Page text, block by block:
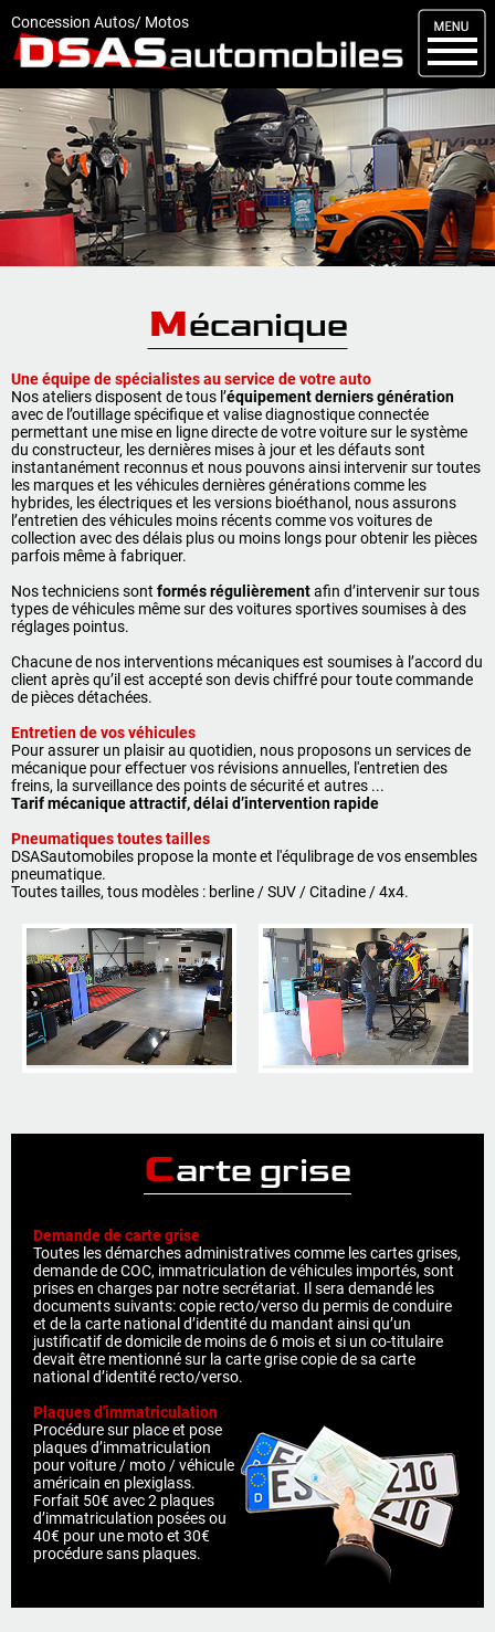
Concession Autos/ Motos
Menu
DSAS
Kit carrosserie
Nos occasions
Nos services
Comment réserver
Articles
Vendus
Livraisons
Contact
05 46 59 19 28
07 71 24 14 00
07 71 23 70 00
06 81 17 30 67
Mécanique
Une équipe de spécialistes au service de votre auto
Nos ateliers disposent de tous l’équipement derniers génération
avec de l’outillage spécifique et valise diagnostique connectée
permettant une mise en ligne directe de votre voiture sur le système
du constructeur, les dernières mises à jour et les défauts sont
instantanément reconnus et nous pouvons ainsi intervenir sur toutes
les marques et les véhicules dernières générations comme les
hybrides, les électriques et les versions bioéthanol, nous assurons
l’entretien des véhicules moins récents comme vos voitures de
collection avec des délais plus ou moins longs pour obtenir les pièces
parfois même à fabriquer.
Nos techniciens sont formés régulièrementafin d’intervenir sur tous
types de véhicules même sur des voitures sportives soumises à des
réglages pointus.
Chacune de nos interventions mécaniques est soumises à l’accord du
client après qu’il est accepté son devis chiffré pour toute commande
de pièces détachées.
Entretien de vos véhicules
Pour assurer un plaisir au quotidien, nous proposons un services de
mécanique pour effectuer vos révisions annuelles, l'entretien des
freins, la surveillance des points de sécurité et autres ...
Tarif mécanique attractif, délai d’intervention rapide
Pneumatiques toutes tailles
DSASautomobiles propose la monte et l'équlibrage de vos ensembles
pneumatique.
Toutes tailles, tous modèles : berline / SUV / Citadine / 4x4.
Carte grise
Demande de carte grise
Toutes les démarches administratives comme les cartes grises,
demande de COC, immatriculation de véhicules importés, sont
prises en charges par notre secrétariat. Il sera demandé les
documents suivants: copie recto/verso du permis de conduire
et de la carte national d’identité du mandant ainsi qu’un
justificatif de domicile de moins de 6 mois et si un co-titulaire
devait être mentionné sur la carte grise copie de sa carte
national d’identité recto/verso.
Plaques d'immatriculation
Procédure sur place et pose
plaques d’immatriculation
pour voiture / moto / véhicule
américain en plexiglass.
Forfait 50€ avec 2 plaques
d’immatriculation posées ou
40€ pour une moto et 30€
procédure sans plaques.